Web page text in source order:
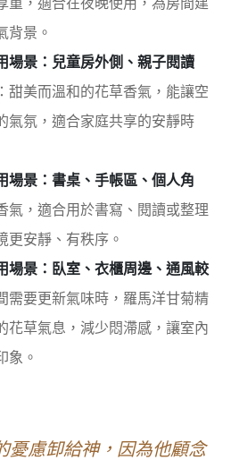
背景。
場景：兒童房外側、親子閱讀
：甜美而溫和的花草香氣，能讓空
氣氛，適合家庭共享的安靜時
場景：書桌、手帳區、個人角
氣，適合用於書寫、閱讀或整理
更安靜、有秩序。
場景：臥室、衣櫃周邊、通風較
需要更新氣味時，羅馬洋甘菊精
花草氣息，減少悶滯感，讓室內
象。
憂慮卸給神，因為他顧念